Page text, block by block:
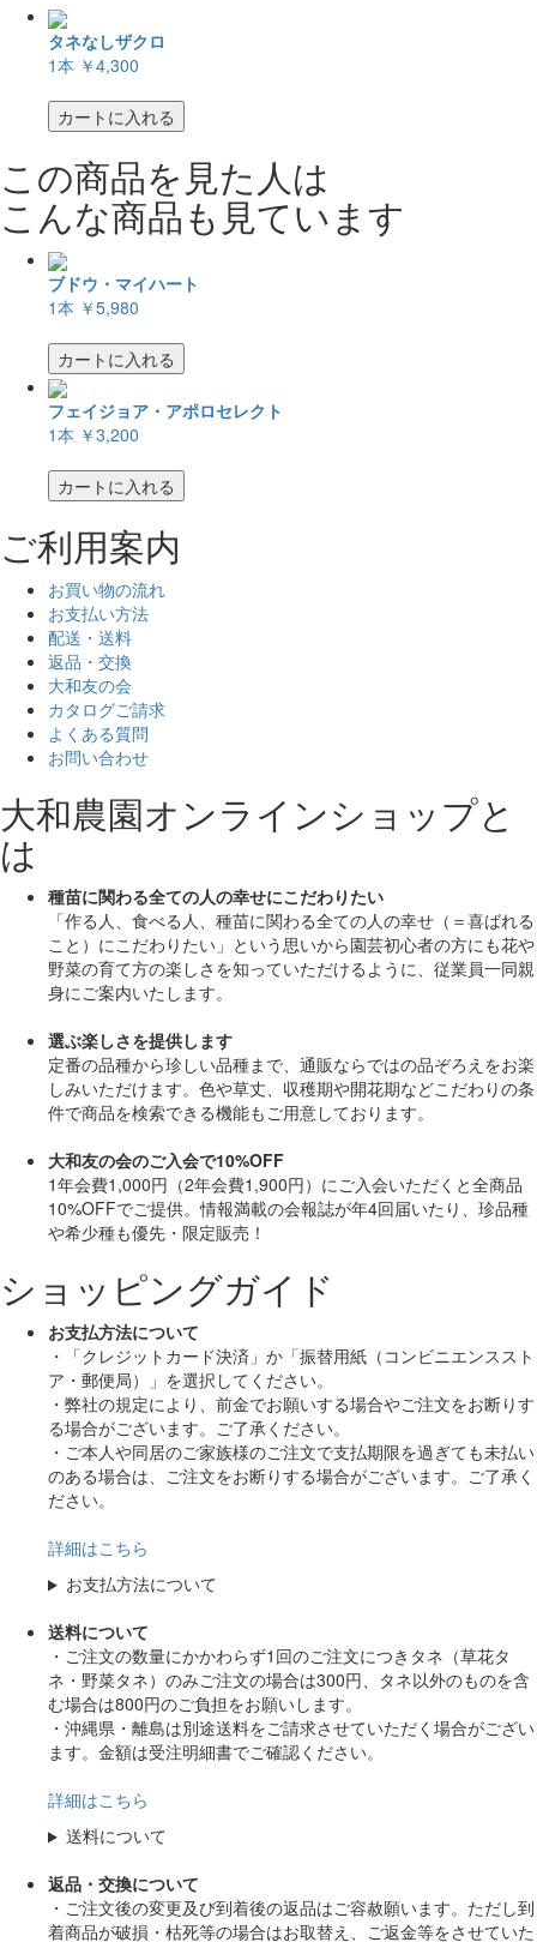
タネなしザクロ
1本 ￥4,300
カートに入れる
この商品を見た人は
こんな商品も見ています
ブドウ・マイハート
1本 ￥5,980
カートに入れる
フェイジョア・アポロセレクト
1本 ￥3,200
カートに入れる
ご利用案内
お買い物の流れ
お支払い方法
配送・送料
返品・交換
大和友の会
カタログご請求
よくある質問
お問い合わせ
大和農園オンラインショップと
は
種苗に関わる全ての人の幸せにこだわりたい
「作る人、食べる人、種苗に関わる全ての人の幸せ（＝喜ばれる
こと）にこだわりたい」 という思いから園芸初心者の方にも花や
野菜の育て方の楽しさを知っていただけるように、従業員一同親
身にご案内いたします。
選ぶ楽しさを提供します
定番の品種から珍しい品種まで、通販ならではの品ぞろえをお楽
しみいただけます。色や草丈、収穫期や開花期などこだわりの条
件で商品を検索できる機能もご用意しております。
大和友の会のご入会で10%OFF
1年会費1,000円（2年会費1,900円）にご入会いただくと全商品
10%OFFでご提供。情報満載の会報誌が年4回届いたり、珍品種
や希少種も優先・限定販売！
ショッピングガイド
お支払方法について
・「クレジットカード決済」か「振替用紙（コンビニエンススト
ア・郵便局）」を選択してください。
・弊社の規定により、前金でお願いする場合やご注文をお断りす
る場合がございます。ご了承ください。
・ご本人や同居のご家族様のご注文で支払期限を過ぎても未払い
のある場合は、ご注文をお断りする場合がございます。ご了承く
ださい。
詳細はこちら
お支払方法について
送料について
・ご注文の数量にかかわらず1回のご注文につきタネ（草花タ
ネ・野菜タネ）のみご注文の場合は300円、タネ以外のものを含
む場合は800円のご負担をお願いします。
・沖縄県・離島は別途送料をご請求させていただく場合がござい
ます。金額は受注明細書でご確認ください。
詳細はこちら
送料について
返品・交換について
・ご注文後の変更及び到着後の返品はご容赦願います。ただし到
着商品が破損・枯死等の場合はお取替え、ご返金等をさせていた